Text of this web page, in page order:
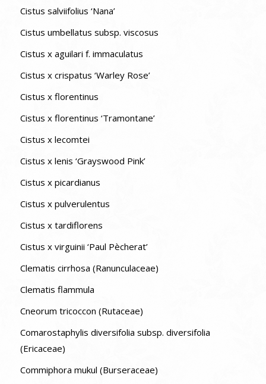
Cistus salviifolius ‘Nana’
Cistus umbellatus subsp. viscosus
Cistus x aguilari f. immaculatus
Cistus x crispatus ‘Warley Rose’
Cistus x florentinus
Cistus x florentinus ‘Tramontane’
Cistus x lecomtei
Cistus x lenis ‘Grayswood Pink’
Cistus x picardianus
Cistus x pulverulentus
Cistus x tardiflorens
Cistus x virguinii ‘Paul Pècherat’
Clematis cirrhosa (Ranunculaceae)
Clematis flammula
Cneorum tricoccon (Rutaceae)
Comarostaphylis diversifolia subsp. diversifolia
(Ericaceae)
Commiphora mukul (Burseraceae)